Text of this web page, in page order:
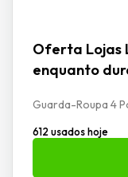
Oferta Lojas
enquanto
Guarda-Roupa 4
612 usados hoje